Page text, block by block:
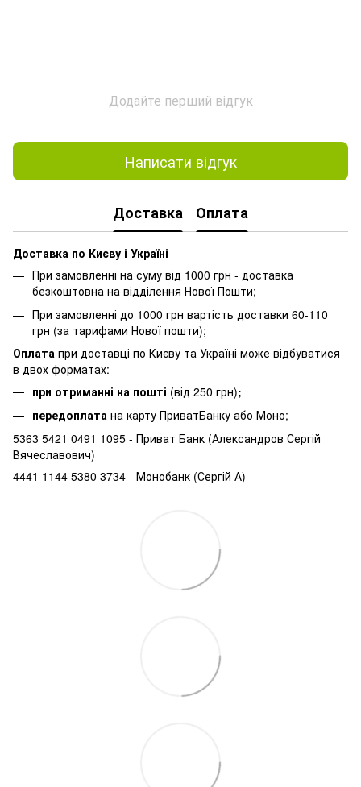
Додайте перший відгук
Написати відгук
Доставка Оплата
Доставка по Києву і Україні
При замовленні на суму від 1000 грн - доставка
безкоштовна на відділення Нової Пошти;
При замовленні до 1000 грн вартість доставки 60-110
грн (за тарифами Нової пошти);
Оплата при доставці по Києву та Україні може відбуватися
в двох форматах:
при отриманні на пошті (від 250 грн);
передоплата на карту ПриватБанку або Моно;
5363 5421 0491 1095 - Приват Банк (Александров Сергій
Вячеславович)
4441 1144 5380 3734 - Монобанк (Сергій А)